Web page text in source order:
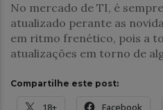
No mercado de TI, é
atualizado perante as
em ritmo frenético, pois a
atualizações em torno de
Compartilhe este post:
18+ Facebook